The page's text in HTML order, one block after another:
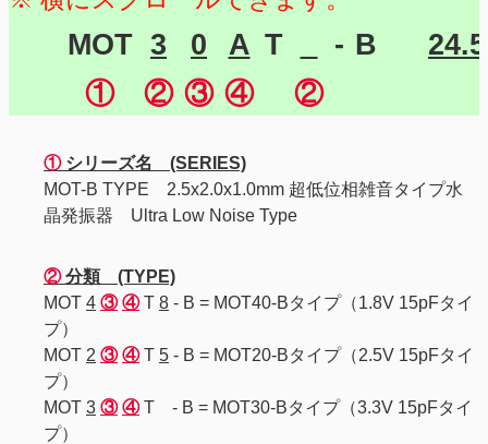
MOT 3 0 A T - B
①
② ③ ④ ②
①シリーズ名 (SERIES)
MOT-B TYPE 2.5x2.0x1.0mm 超低位相雑音タイプ水
晶発振器 Ultra Low Noise Type
②分類 (TYPE)
MOT 4 ③ ④T 8 - B = MOT40-Bタイプ（1.8V 15pFタイ
プ）
MOT 2 ③ ④T 5 - B = MOT20-Bタイプ（2.5V 15pFタイ
プ）
MOT 3 ③ ④T
- B = MOT30-Bタイプ（3.3V 15pFタイ
プ）